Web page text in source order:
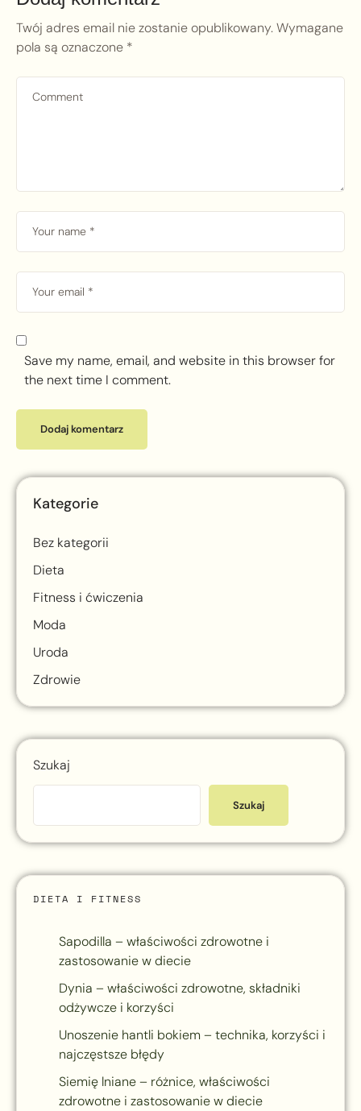
Twój adres email nie zostanie opublikowany.Wymagane
pola są oznaczone *
Save my name, email, and website in this browser for
the next time I comment.
Kategorie
Bez kategorii
Dieta
Fitness i ćwiczenia
Moda
Uroda
Zdrowie
Szukaj
Szukaj
DIETA I FITNESS
Sapodilla – właściwości zdrowotne i
zastosowanie w diecie
Dynia – właściwości zdrowotne, składniki
odżywcze i korzyści
Unoszenie hantli bokiem – technika, korzyści i
najczęstsze błędy
Siemię lniane – różnice, właściwości
zdrowotne i zastosowanie w diecie